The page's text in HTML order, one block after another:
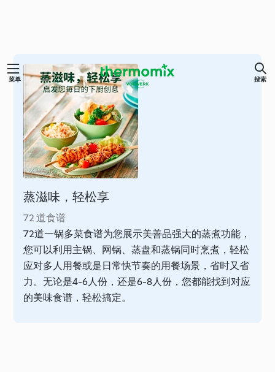
跳菜单 搜索
蒸滋味，轻松享
72 道食谱
72道一锅多菜食谱为您展示美善品强大的蒸煮功能，
您可以利用主锅、网锅、蒸盘和蒸锅同时烹煮，轻松
应对多人用餐或是日常快节奏的用餐场景，省时又省
力。无论是4-6人份，还是6-8人份，您都能找到对应
的美味食谱，轻松搞定。